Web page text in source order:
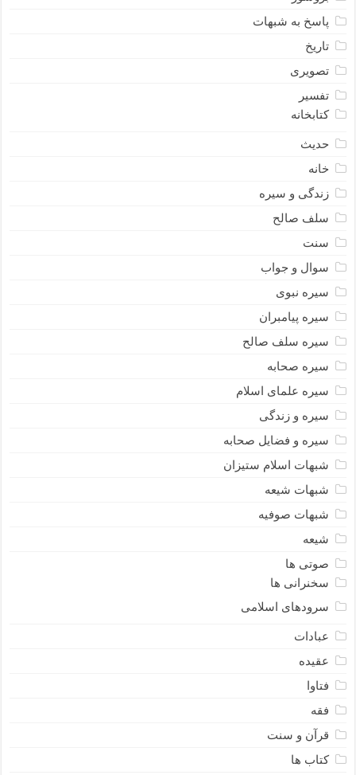
پاسخ به شبهات
تاریخ
تصویری
تفسیر
کتابخانه
حدیث
خانه
زندگی و سیره
سلف صالح
سنت
سوال و جواب
سیره نبوى
سیره پیامبران
سیره سلف صالح
سیره صحابه
سیره علمای اسلام
سیره و زندگی
سیره و فضایل صحابه
شبهات اسلام ستیزان
شبهات شیعه
شبهات صوفیه
شیعه
صوتی ها
سخنرانی ها
سرودهای اسلامی
عبادات
عقیده
فتاوا
فقه
قرآن و سنت
کتاب ها